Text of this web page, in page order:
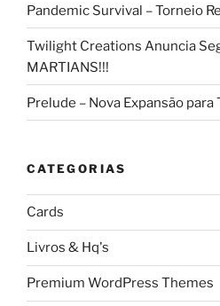
Pandemic Survival – Torneio
Twilight Creations Anuncia
MARTIANS!!!
Prelude – Nova Expansão
CATEGORIAS
Cards
Livros & Hq's
Premium WordPress Themes